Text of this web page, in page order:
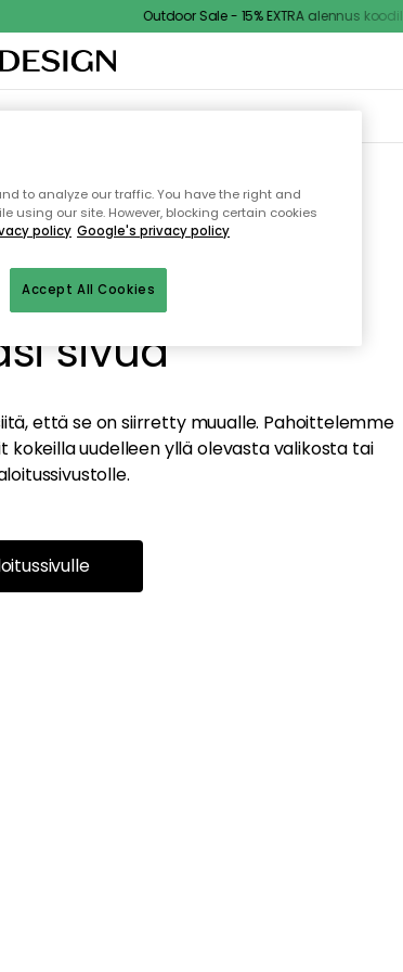
Outdoor Sale - 15% EXTRA alennus koodilla
SÄILYTYSULKOKALUSTEET
löydä
sivua
että se on siirretty muualle. Pahoittelemme
uudelleen yllä olevasta valikosta tai
to analyze our traffic. You have the right and
using our site. However, blocking certain cookies
policy Google's privacy policy
Accept All Cookies